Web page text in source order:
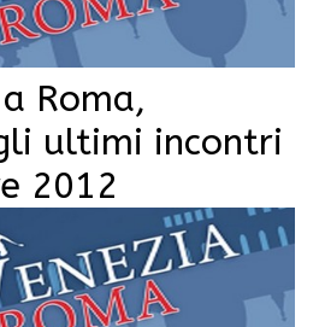
Roma,
ultimi incontri
2012